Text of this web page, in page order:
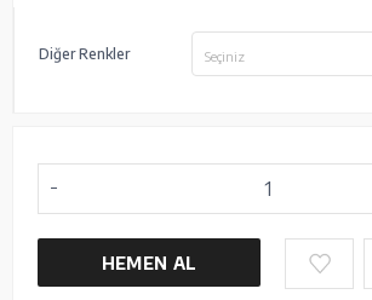
Diğer Renkler Seçiniz
HEMEN AL